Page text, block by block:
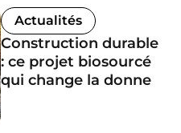
Actualités
Construction durable
: ce projet biosourcé
qui change la donne